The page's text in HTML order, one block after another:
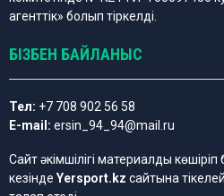
агенттік» болып тіркелді.
БІЗБЕН БАЙЛАНЫС
Тел: +7 708 902 56 58
E-mail: ersin_94_94@mail.ru
Сайт әкімшілігі материалды көшіріп
кезінде Yersport.kz сайтына